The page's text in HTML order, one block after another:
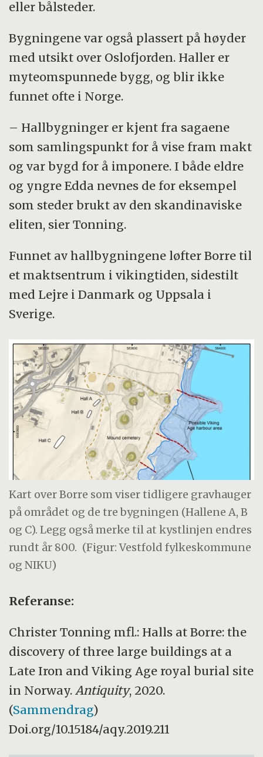
eller bålsteder.
Bygningene var også plassert på høyder
med utsikt over Oslofjorden. Haller er
myteomspunnede bygg, og blir ikke
funnet ofte i Norge.
– Hallbygninger er kjent fra sagaene
som samlingspunkt for å vise fram makt
og var bygd for å imponere. I både eldre
og yngre Edda nevnes de for eksempel
som steder brukt av den skandinaviske
eliten, sier Tonning.
Funnet av hallbygningene løfter Borre til
et maktsentrum i vikingtiden, sidestilt
med Lejre i Danmark og Uppsala i
Sverige.
Kart over Borre som viser tidligere gravhauger
på området og de tre bygningen (Hallene A, B
og C). Legg også merke til at kystlinjen endres
rundt år 800. (Figur: Vestfold fylkeskommune
og NIKU)
Referanse:
Christer Tonning mfl.: Halls at Borre: the
discovery of three large buildings at a
Late Iron and Viking Age royal burial site
in Norway. Antiquity, 2020.
(Sammendrag)
Doi.org/10.15184/aqy.2019.211